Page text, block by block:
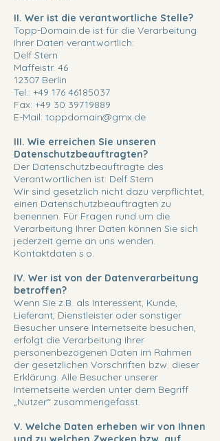
II. Wer ist die verantwortliche Stelle?
Topp-Domain.de ist für die Verarbeitung
Ihrer Daten verantwortlich:
Delf Stern
Maffeistr. 46
12307 Berlin
Tel.: +49 176 46185037
Fax: +49 30 39719889
E-Mail: toppdomain@gmx.de
III. Wie erreichen Sie unseren
Datenschutzbeauftragten?
Der Datenschutzbeauftragte des
Verantwortlichen ist: Delf Stern
Wir sind gesetzlich nicht dazu verpflichtet,
einen Datenschutzbeauftragten zu
benennen. Für Fragen rund um die
Verarbeitung Ihrer Daten können Sie sich
jederzeit gerne an uns wenden.
Kontaktdaten s.o.
IV. Wer ist von der Datenverarbeitung
betroffen?
Wenn Sie z.B. als Interessent, Kunde,
Lieferant, Dienstleister oder sonstiger
Besucher unsere Internetseite besuchen,
erfolgt die Verarbeitung Ihrer
personenbezogenen Daten im Rahmen
der gesetzlichen Vorschriften bzw. dieser
Erklärung. Alle Besucher unserer
Internetseite werden unter dem Begriff
„Nutzer“ zusammengefasst.
V. Welche Daten erheben wir von Ihnen